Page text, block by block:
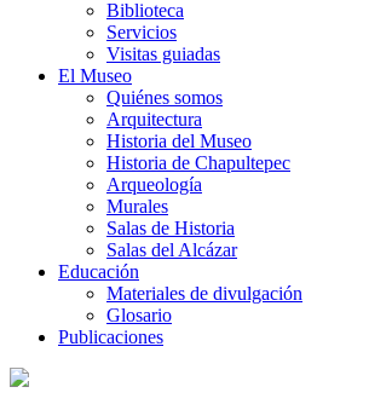
Biblioteca
Servicios
Visitas guiadas
El Museo
Quiénes somos
Arquitectura
Historia del Museo
Historia de Chapultepec
Arqueología
Murales
Salas de Historia
Salas del Alcázar
Educación
Materiales de divulgación
Glosario
Publicaciones